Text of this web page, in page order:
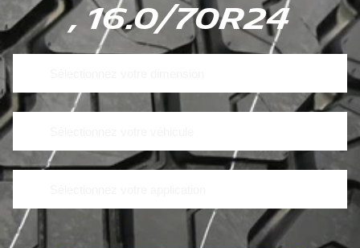
, 16.0/70R24